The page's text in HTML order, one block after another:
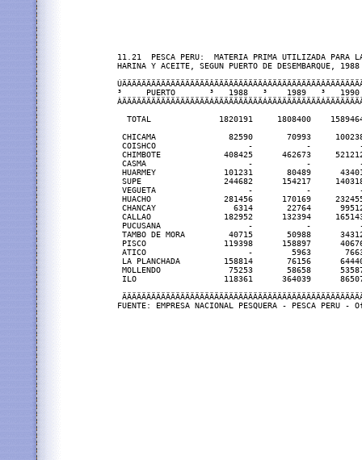
11.21  PESCA PERU:  MATERIA PRIMA UTILIZADA PARA LA
HARINA Y ACEITE, SEGUN PUERTO DE DESEMBARQUE,
³     PUERTO       ³   1988   ³    1989   ³
TOTAL              1820191     1808400
CHICAMA               82590       70993
COISHCO                   -           -
CHIMBOTE             408425      462673
CASMA                     -           -
HUARMEY              101231       80489
SUPE                 244682      154217
VEGUETA                   -           -
HUACHO               281456      170169
CHANCAY                6314       22764
CALLAO               182952      132394
PUCUSANA                  -           -
TAMBO DE MORA         40715       50988
PISCO                119398      158897
ATICO                     -        5963       7663
LA PLANCHADA         158814       76156
MOLLENDO              75253       58658
ILO                  118361      364039      86507